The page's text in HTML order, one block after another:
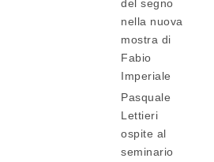
del segno
nella nuova
mostra di
Fabio
Imperiale
Pasquale
Lettieri
ospite al
seminario